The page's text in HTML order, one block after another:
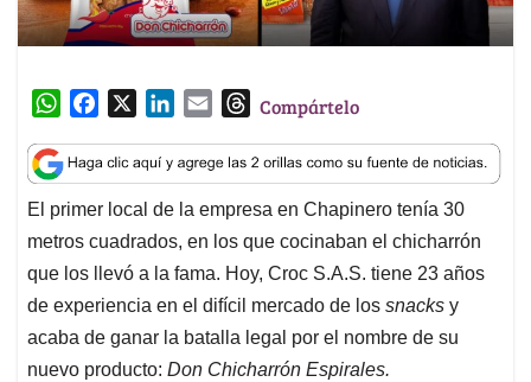
W
a
t
s
A
p
p
c
e
b
o
o
k
n
k
e
d
I
n
a
i
l
T
r
e
a
d
s
Compártelo
El primer local de la empresa en Chapinero tenía 30
metros cuadrados, en los que cocinaban el chicharrón
que los llevó a la fama. Hoy, Croc S.A.S. tiene 23 años
de experiencia en el difícil mercado de los snacks y
acaba de ganar la batalla legal por el nombre de su
nuevo producto: Don Chicharrón Espirales.